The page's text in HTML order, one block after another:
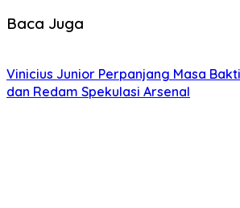
Baca Juga
Vinicius Junior Perpanjang Masa
dan Redam Spekulasi Arsenal